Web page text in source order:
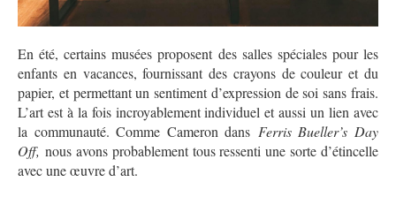
En été, certains musées proposent des salles spéciales pour les
enfants en vacances, fournissant des crayons de couleur et du
papier, et permettant un sentiment d’expression de soi sans frais.
L’art est à la fois incroyablement individuel et aussi un lien avec
la communauté. Comme Cameron dans Ferris Bueller’s Day
Off, nous avons probablement tous ressenti une sorte d’étincelle
avec une œuvre d’art.